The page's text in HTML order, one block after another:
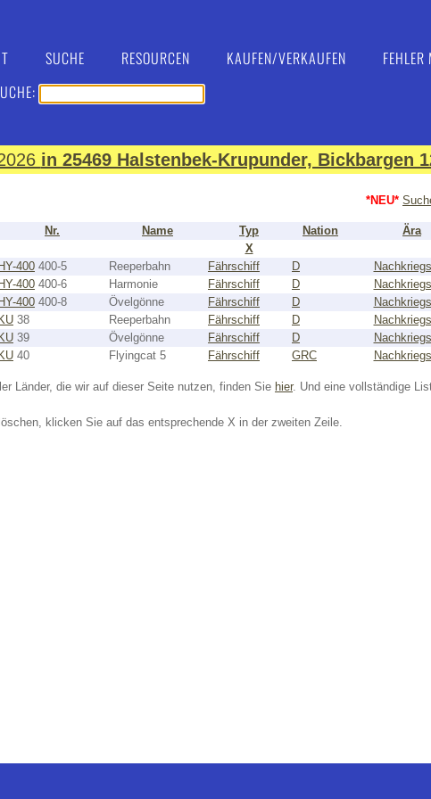
SUCHE RESOURCEN KAUFEN/VERKAUFEN FEHLER
in 25469 Halstenbek-Krupunder, Bickbargen
*NEU*
Nr. Name Typ Nation Ära
X
HY-400 400-5 Reeperbahn Fährschiff D
HY-400 400-6 Harmonie Fährschiff D
HY-400 400-8 Övelgönne Fährschiff D
KU 38 Reeperbahn Fährschiff D
KU 39 Övelgönne Fährschiff D
KU 40 Flyingcat 5 Fährschiff GRC
Länder, die wir auf dieser Seite nutzen, finden Sie hier. Und eine vollständige
klicken Sie auf das entsprechende X in der zweiten Zeile.